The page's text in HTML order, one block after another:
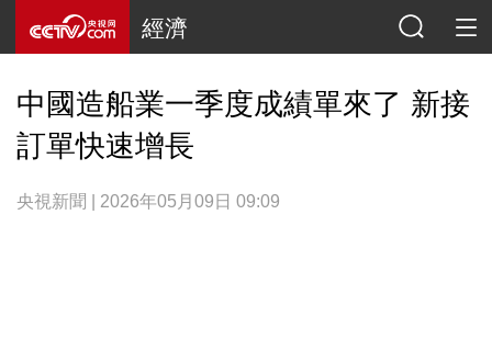
經濟
中國造船業一季度成績單來了 新接
訂單快速增長
央視新聞 | 2026年05月09日 09:09